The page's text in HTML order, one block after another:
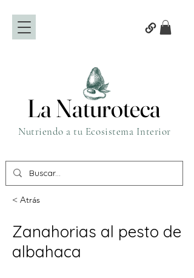
La Naturoteca
La Naturoteca
Nutriendo a tu Ecosistema Interior
< Atrás
Zanahorias al pesto de
albahaca